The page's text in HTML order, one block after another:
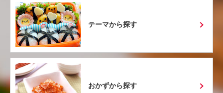
テーマから探す
おかずから探す